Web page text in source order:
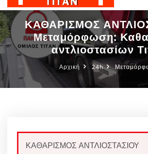
ΚΑΘΑΡΙΣΜΟΣ
Μεταμόρφωση:
αντλιοστασίων
Αρχική 24h
ΚΑΘΑΡΙΣΜΟΣ ΑΝΤΛΙΟΣΤΑΣΙΟΥ